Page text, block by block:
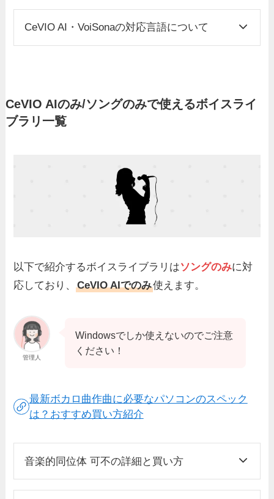
CeVIO AI・VoiSonaの対応言語について
CeVIO AIのみ/ソングのみで使えるボイスライ
ブラリ一覧
以下で紹介するボイスライブラリはソングのみに対
応しており、CeVIO AIでのみ使えます。
管理人
Windowsでしか使えないのでご注意
ください！
最新ボカロ曲作曲に必要なパソコンのスペック
は？おすすめ買い方紹介
音楽的同位体 可不の詳細と買い方